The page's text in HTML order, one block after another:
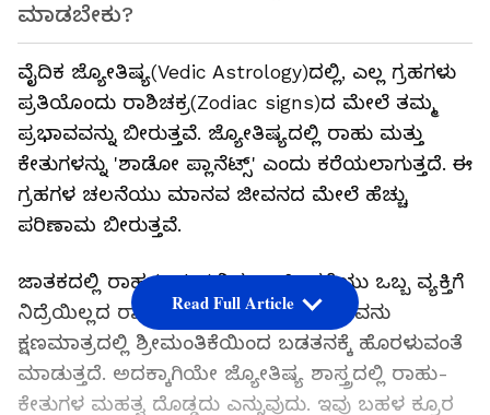
ಮಾಡಬೇಕು?
ವೈದಿಕ ಜ್ಯೋತಿಷ್ಯ(Vedic Astrology)ದಲ್ಲಿ, ಎಲ್ಲ ಗ್ರಹಗಳು
ಪ್ರತಿಯೊಂದು ರಾಶಿಚಕ್ರ(Zodiac signs)ದ ಮೇಲೆ ತಮ್ಮ
ಪ್ರಭಾವವನ್ನು ಬೀರುತ್ತವೆ. ಜ್ಯೋತಿಷ್ಯದಲ್ಲಿ ರಾಹು ಮತ್ತು
ಕೇತುಗಳನ್ನು 'ಶಾಡೋ ಪ್ಲಾನೆಟ್ಸ್' ಎಂದು ಕರೆಯಲಾಗುತ್ತದೆ. ಈ
ಗ್ರಹಗಳ ಚಲನೆಯು ಮಾನವ ಜೀವನದ ಮೇಲೆ ಹೆಚ್ಚು
ಪರಿಣಾಮ ಬೀರುತ್ತವೆ.
ಜಾತಕದಲ್ಲಿ ರಾಹು(Rahu)ವಿನ ಬಲಹೀನತೆಯು ಒಬ್ಬ ವ್ಯಕ್ತಿಗೆ
ನಿದ್ರೆಯಿಲ್ಲದ ರಾತ್ರಿಗಳನ್ನು ನೀಡುವುದಲ್ಲದೆ, ಅವನು
ಕ್ಷಣಮಾತ್ರದಲ್ಲಿ ಶ್ರೀಮಂತಿಕೆಯಿಂದ ಬಡತನಕ್ಕೆ ಹೊರಳುವಂತೆ
ಮಾಡುತ್ತದೆ. ಅದಕ್ಕಾಗಿಯೇ ಜ್ಯೋತಿಷ್ಯ ಶಾಸ್ತ್ರದಲ್ಲಿ ರಾಹು-
ಕೇತುಗಳ ಮಹತ್ವ ದೊಡ್ಡದು ಎನ್ನುವುದು. ಇವು ಬಹಳ ಕ್ರೂರ
Read Full Article